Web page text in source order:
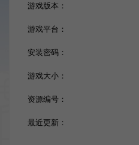
游戏版本：
游戏平台：
安装密码：
游戏大小：
资源编号：
最近更新：